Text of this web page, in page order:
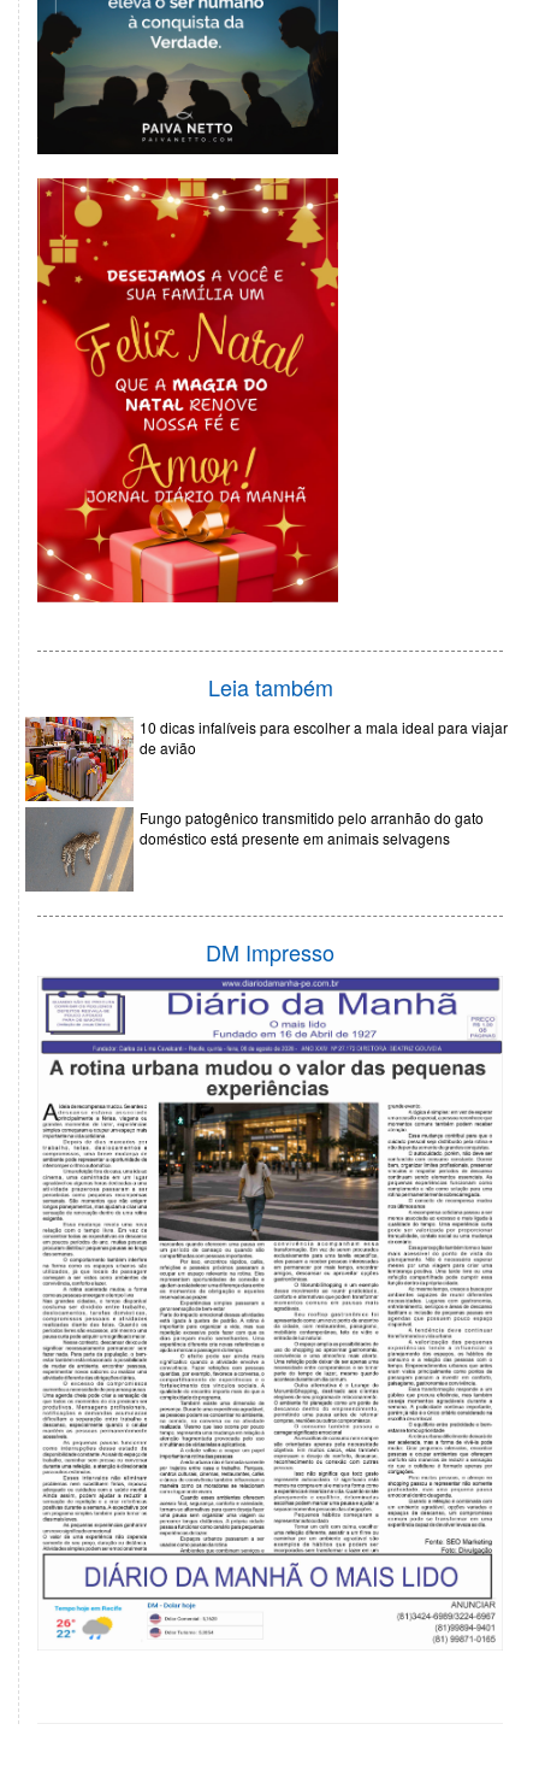
Leia também
10 dicas infalíveis para escolher a mala ideal para viajar
de avião
Fungo patogênico transmitido pelo arranhão do gato
doméstico está presente em animais selvagens
DM Impresso